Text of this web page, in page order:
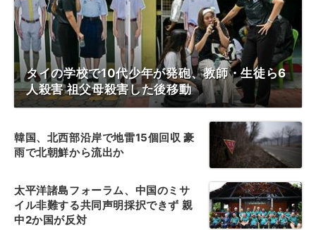
タイの学校で10代少年が発砲、教師・生徒ら6
人殺害 祖父母殺害した後移動
韓国、北西部沿岸で地雷15個回収 豪
雨で北朝鮮から流出か
太平洋諸島フォーラム、中国のミサ
イル非難する共同声明採択できず 親
中2か国が反対